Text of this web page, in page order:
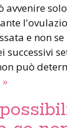
avvenire
e non
successivi
può
»